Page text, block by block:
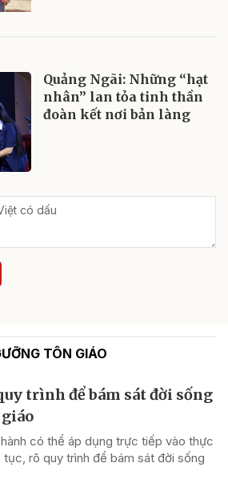
Quảng Ngãi: Những “hạt
nhân” lan tỏa tinh thần
đoàn kết nơi bản làng
TÔN GIÁO
trình để bám sát đời sống
có thể áp dụng trực tiếp vào thực
rõ quy trình để bám sát đời sống